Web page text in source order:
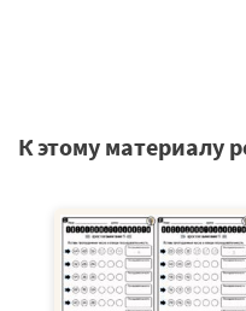
К этому материалу